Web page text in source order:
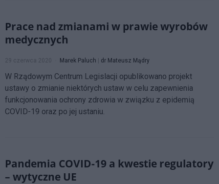
Prace nad zmianami w prawie wyrobów
medycznych
29 czerwca 2020 Marek Paluch dr Mateusz Mądry
W Rządowym Centrum Legislacji opublikowano projekt
ustawy o zmianie niektórych ustaw w celu zapewnienia
funkcjonowania ochrony zdrowia w związku z epidemią
COVID-19 oraz po jej ustaniu.
Pandemia COVID-19 a kwestie regulatory
– wytyczne UE